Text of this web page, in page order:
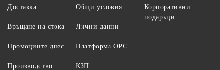
Доставка
Връщане на стока
Промоциите днес
Производство
Общи условия
Лични данни
Платформа ОРС
КЗП
Корпоративни
подаръци